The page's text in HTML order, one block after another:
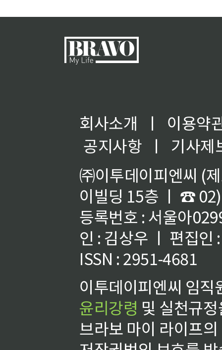
회사소개 ㅣ
이용약
공지사항
ㅣ
기사제
㈜이투데이피엔씨 (
이빌딩 15층 ㅣ ☎
등록번호 : 서울아
인 : 김상우 ㅣ 편집인
ISSN : 2951-4681
이투데이피엔씨 임
윤리강령 및 실천규
브라보 마이 라이프